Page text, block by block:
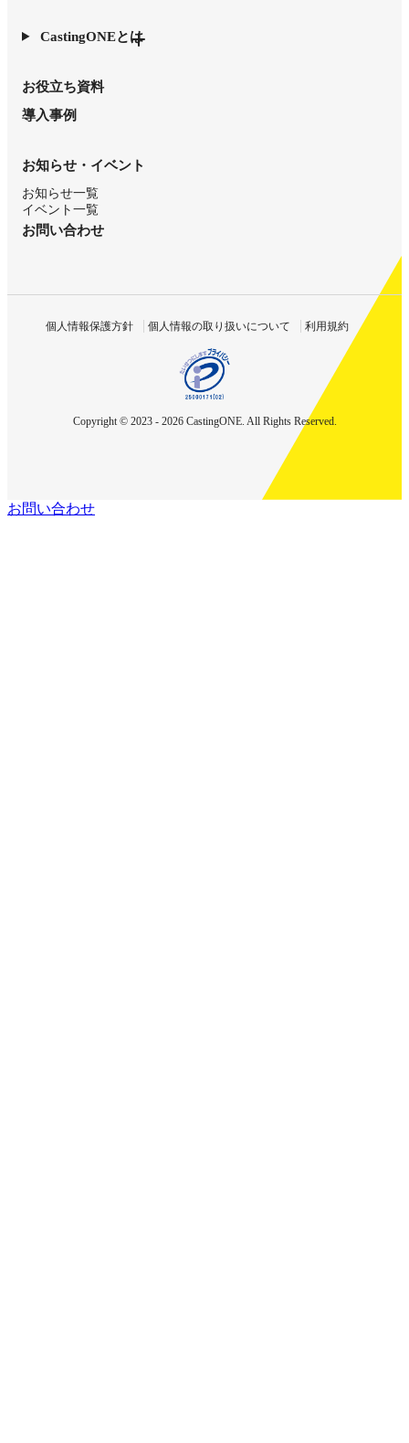
CastingONEとは
お役立ち資料
導入事例
お知らせ・イベント
お知らせ一覧
イベント一覧
お問い合わせ
個人情報保護方針 個人情報の取り扱いについて 利用規約
Copyright © 2023 - 2026 CastingONE. All Rights Reserved.
お問い合わせ